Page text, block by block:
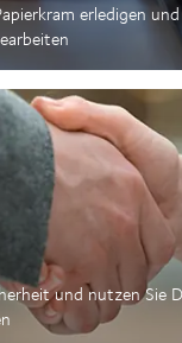
erledigen
und nutzen Sie